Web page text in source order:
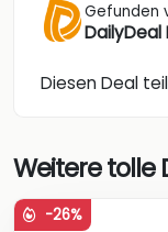
Gefunden
DailyDeal
Diesen Deal
Weitere tolle
-26%